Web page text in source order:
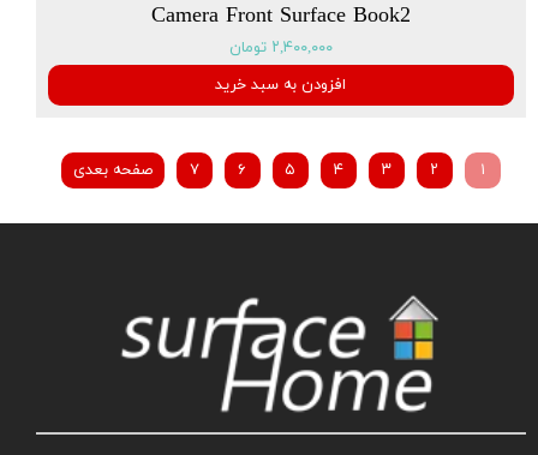
Camera Front Surface Book2
۲,۴۰۰,۰۰۰ تومان
افزودن به سبد خرید
۱ ۲ ۳ ۴ ۵ ۶ ۷ صفحه بعدی